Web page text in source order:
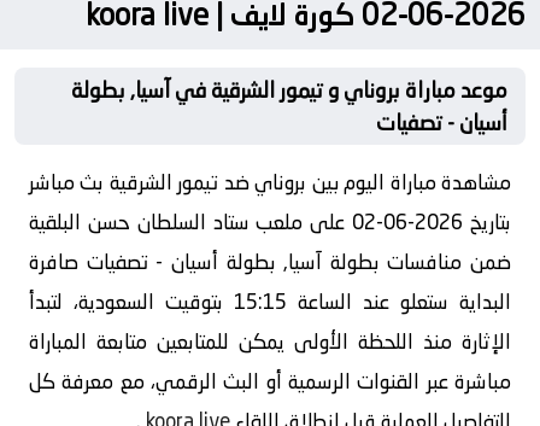
2026-06-02 كورة لايف | koora live
موعد مباراة بروناي و تيمور الشرقية في آسيا, بطولة
أسيان - تصفيات
مشاهدة مباراة اليوم بين بروناي ضد تيمور الشرقية بث مباشر
بتاريخ 2026-06-02 على ملعب ستاد السلطان حسن البلقية
ضمن منافسات بطولة آسيا, بطولة أسيان - تصفيات صافرة
البداية ستعلو عند الساعة 15:15 بتوقيت السعودية، لتبدأ
الإثارة منذ اللحظة الأولى يمكن للمتابعين متابعة المباراة
مباشرة عبر القنوات الرسمية أو البث الرقمي، مع معرفة كل